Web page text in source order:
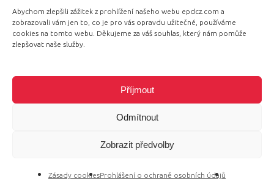
Abychom zlepšili zážitek z prohlížení našeho webu epdcz.com a
zobrazovali vám jen to, co je pro vás opravdu užitečné, používáme
cookies na tomto webu. Děkujeme za váš souhlas, který nám pomůže
zlepšovat naše služby.
Příjmout
Odmítnout
Zobrazit předvolby
Zásady cookiesProhlášení o ochraně osobních údajů
Programová ředitelka
Jana Černoušková |607782535
Partnerství & fundraising
© 2026 Equal Pay Day.